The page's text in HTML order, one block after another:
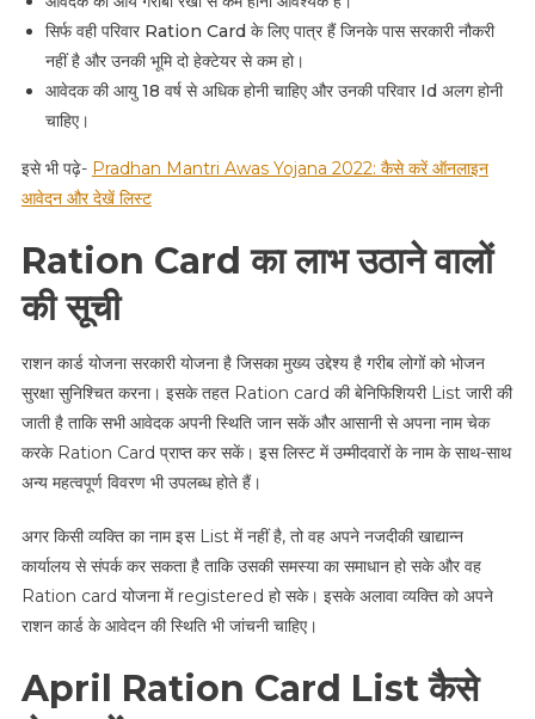
सिर्फ वही परिवार Ration Card के लिए पात्र हैं जिनके पास सरकारी नौकरी
नहीं है और उनकी भूमि दो हेक्टेयर से कम हो।
आवेदक की आयु 18 वर्ष से अधिक होनी चाहिए और उनकी परिवार Id अलग होनी
चाहिए।
इसे भी पढ़े- Pradhan Mantri Awas Yojana 2022: कैसे करें ऑनलाइन
आवेदन और देखें लिस्ट
Ration Card का लाभ उठाने वालों
की सूची
राशन कार्ड योजना सरकारी योजना है जिसका मुख्य उद्देश्य है गरीब लोगों को भोजन
सुरक्षा सुनिश्चित करना। इसके तहत Ration card की बेनिफिशियरी List जारी की
जाती है ताकि सभी आवेदक अपनी स्थिति जान सकें और आसानी से अपना नाम चेक
करके Ration Card प्राप्त कर सकें। इस लिस्ट में उम्मीदवारों के नाम के साथ-साथ
अन्य महत्वपूर्ण विवरण भी उपलब्ध होते हैं।
अगर किसी व्यक्ति का नाम इस List में नहीं है, तो वह अपने नजदीकी खाद्यान्न
कार्यालय से संपर्क कर सकता है ताकि उसकी समस्या का समाधान हो सके और वह
Ration card योजना में registered हो सके। इसके अलावा व्यक्ति को अपने
राशन कार्ड के आवेदन की स्थिति भी जांचनी चाहिए।
April Ration Card List कैसे